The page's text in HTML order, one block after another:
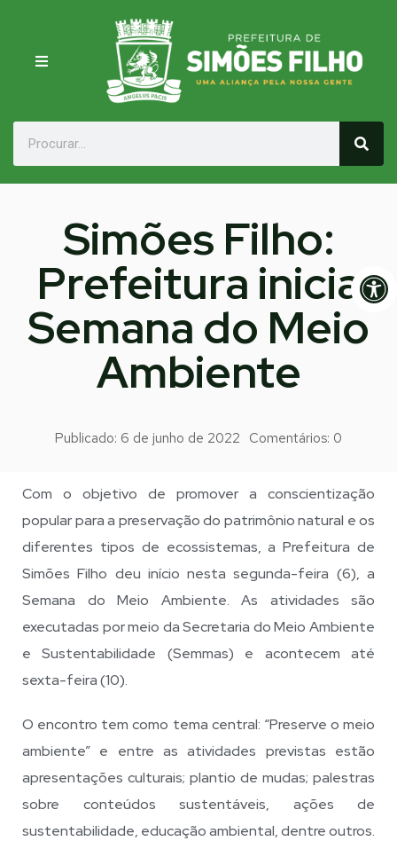
Simões Filho:
Prefeitura inicia
Semana do Meio
Ambiente
Publicado: 6 de junho de 2022 Comentários: 0
Com o objetivo de promover a conscientização
popular para a preservação do patrimônio natural e os
diferentes tipos de ecossistemas, a Prefeitura de
Simões Filho deu início nesta segunda-feira (6), a
Semana do Meio Ambiente. As atividades são
executadas por meio da Secretaria do Meio Ambiente
e Sustentabilidade (Semmas) e acontecem até
sexta-feira (10).
O encontro tem como tema central: “Preserve o meio
ambiente” e entre as atividades previstas estão
apresentações culturais; plantio de mudas; palestras
sobre conteúdos sustentáveis, ações de
sustentabilidade, educação ambiental, dentre outros.